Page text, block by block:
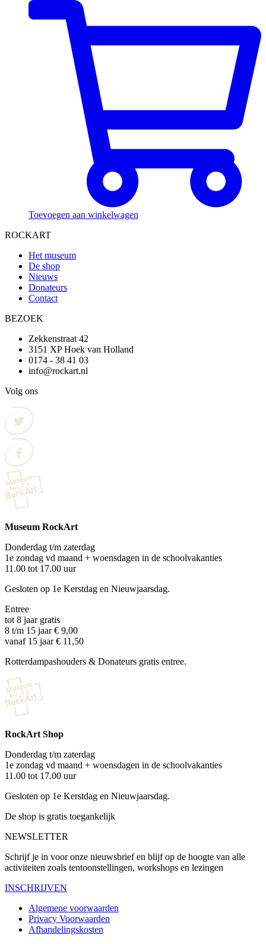
Toevoegen aan winkelwagen
ROCKART
Het museum
De shop
Nieuws
Donateurs
Contact
BEZOEK
Zekkenstraat 42
3151 XP Hoek van Holland
0174 - 38 41 03
info@rockart.nl
Volg ons
Museum RockArt
Donderdag t/m zaterdag
1e zondag vd maand + woensdagen in de schoolvakanties
11.00 tot 17.00 uur
Gesloten op 1e Kerstdag en Nieuwjaarsdag.
Entree
tot 8 jaar gratis
8 t/m 15 jaar € 9,00
vanaf 15 jaar € 11,50
Rotterdampashouders & Donateurs gratis entree.
RockArt Shop
Donderdag t/m zaterdag
1e zondag vd maand + woensdagen in de schoolvakanties
11.00 tot 17.00 uur
Gesloten op 1e Kerstdag en Nieuwjaarsdag.
De shop is gratis toegankelijk
NEWSLETTER
Schrijf je in voor onze nieuwsbrief en blijf op de hoogte van alle
activiteiten zoals tentoonstellingen, workshops en lezingen
INSCHRIJVEN
Algemene voorwaarden
Privacy Voorwaarden
Afhandelingskosten